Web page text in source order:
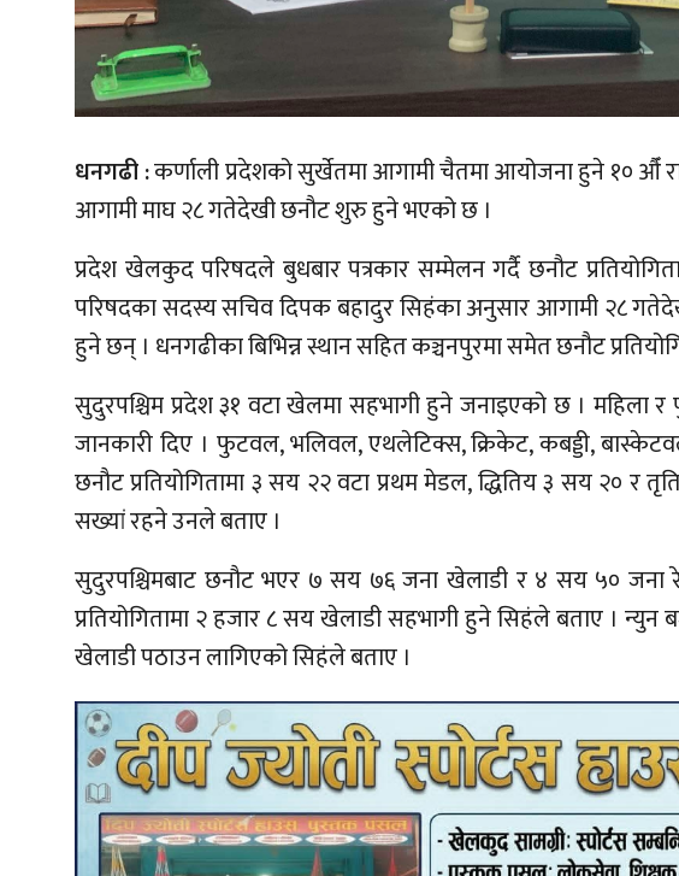
धनगढी :कर्णाली प्रदेशको सुर्खेतमा आगामी चैतमा आयोजना हुने १० औँ
आगामी माघ २८ गतेदेखी छनौट शुरु हुने भएको छ ।
प्रदेश खेलकुद परिषदले बुधबार पत्रकार सम्मेलन गर्दै छनौट
परिषदका सदस्य सचिव दिपक बहादुर सिहंका अनुसार आगामी २८
हुने छन् । धनगढीका बिभिन्न स्थान सहित कञ्चनपुरमा समेत छनौट
सुदुरपश्चिम प्रदेश ३१ वटा खेलमा सहभागी हुने जनाइएको छ ।
जानकारी दिए । फुटवल, भलिवल, एथलेटिक्स, क्रिकेट, कबड्डी,
छनौट प्रतियोगितामा ३ सय २२ वटा प्रथम मेडल, द्धितिय ३ सय २०
सख्यां रहने उनले बताए ।
सुदुरपश्चिमबाट छनौट भएर ७ सय ७६ जना खेलाडी र ४ सय ५० जना
प्रतियोगितामा २ हजार ८ सय खेलाडी सहभागी हुने सिहंले बताए ।
खेलाडी पठाउन लागिएको सिहंले बताए ।